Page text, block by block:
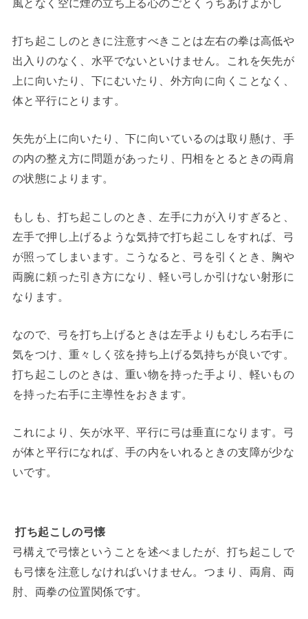
風となく空に煙の立ち上る心のごとくうちあげよかし
打ち起こしのときに注意すべきことは左右の拳は高低や
出入りのなく、水平でないといけません。これを矢先が
上に向いたり、下にむいたり、外方向に向くことなく、
体と平行にとります。
矢先が上に向いたり、下に向いているのは取り懸け、手
の内の整え方に問題があったり、円相をとるときの両肩
の状態によります。
もしも、打ち起こしのとき、左手に力が入りすぎると、
左手で押し上げるような気持で打ち起こしをすれば、弓
が照ってしまいます。こうなると、弓を引くとき、胸や
両腕に頼った引き方になり、軽い弓しか引けない射形に
なります。
なので、弓を打ち上げるときは左手よりもむしろ右手に
気をつけ、重々しく弦を持ち上げる気持ちが良いです。
打ち起こしのときは、重い物を持った手より、軽いもの
を持った右手に主導性をおきます。
これにより、矢が水平、平行に弓は垂直になります。弓
が体と平行になれば、手の内をいれるときの支障が少な
いです。
打ち起こしの弓懐
弓構えで弓懐ということを述べましたが、打ち起こしで
も弓懐を注意しなければいけません。つまり、両肩、両
肘、両拳の位置関係です。